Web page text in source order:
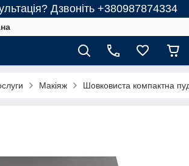
Дзвоніть +380987874334
Макіяж Шовковиста компактна